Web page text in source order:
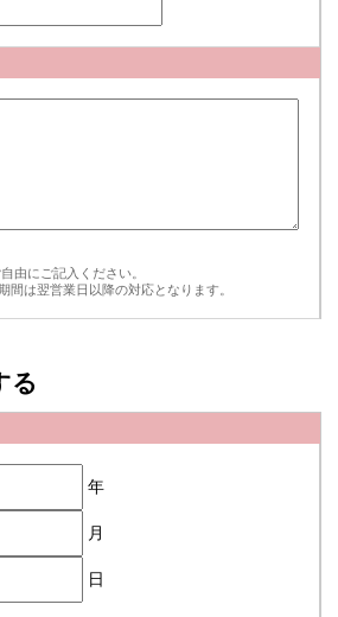
由にご記入ください。
は翌営業日以降の対応となります。
る
年
月
日